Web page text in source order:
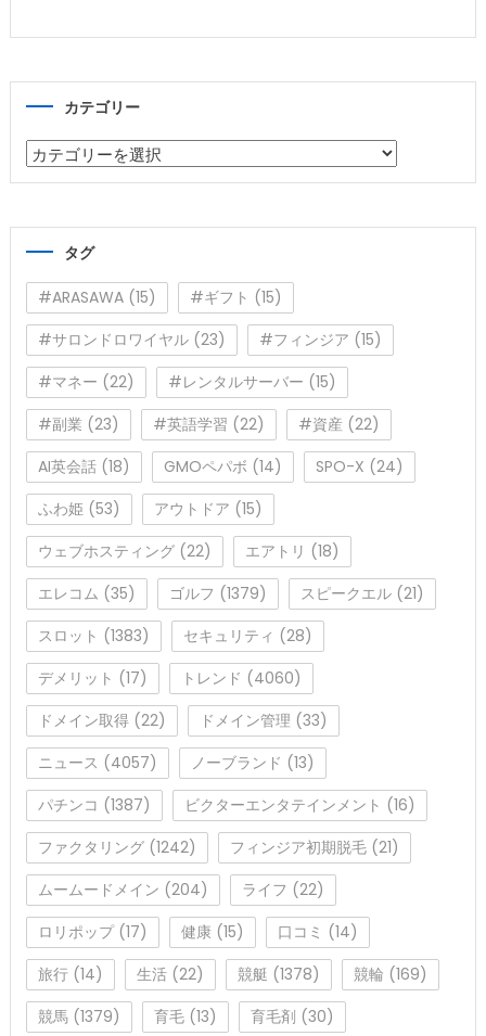
カテゴリー
カ
テ
タグ
#ARASAWA(15) #ギフト (15)
#サロンドロワイヤル(23) #フィンジア (15)
#マネー (22) #レンタルサーバー (15)
#副業 (23) #英語学習 (22) #資産 (22)
AI英会話(18) GMOペパボ (14) SPO-X (24)
ふわ姫 (53) アウトドア (15)
ウェブホスティング(22) エアトリ (18)
エレコム (35) ゴルフ (1379) スピークエル(21)
スロット (1383) セキュリティ (28)
デメリット (17) トレンド (4060)
ドメイン取得(22) ドメイン管理 (33)
ニュース (4057) ノーブランド (13)
パチンコ (1387) ビクターエンタテインメント (16)
ファクタリング(1242) フィンジア初期脱毛(21)
ムームードメイン (204) ライフ (22)
ロリポップ(17) 健康(15) 口コミ (14)
旅行(14) 生活(22) 競艇 (1378) 競輪 (169)
競馬(1379) 育毛(13) 育毛剤 (30)